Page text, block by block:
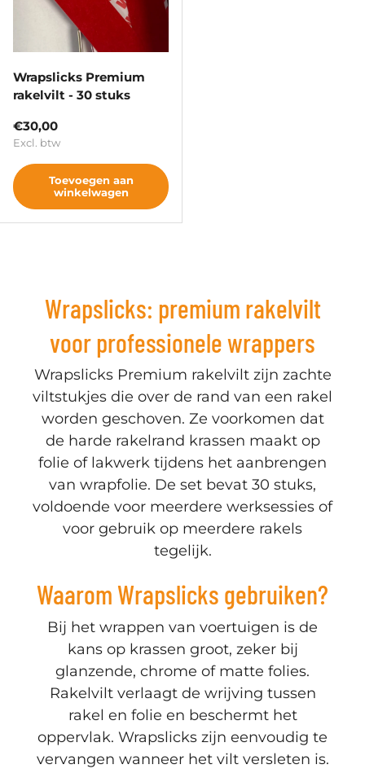
Wrapslicks Premium
rakelvilt - 30 stuks
Reguliere prijs
€30,00
Excl. btw
Toevoegen aan
winkelwagen
Wrapslicks: premium rakelvilt
voor professionele wrappers
Wrapslicks Premium rakelvilt zijn zachte
viltstukjes die over de rand van een rakel
worden geschoven. Ze voorkomen dat
de harde rakelrand krassen maakt op
folie of lakwerk tijdens het aanbrengen
van wrapfolie. De set bevat 30 stuks,
voldoende voor meerdere werksessies of
voor gebruik op meerdere rakels
tegelijk.
Waarom Wrapslicks gebruiken?
Bij het wrappen van voertuigen is de
kans op krassen groot, zeker bij
glanzende, chrome of matte folies.
Rakelvilt verlaagt de wrijving tussen
rakel en folie en beschermt het
oppervlak. Wrapslicks zijn eenvoudig te
vervangen wanneer het vilt versleten is.